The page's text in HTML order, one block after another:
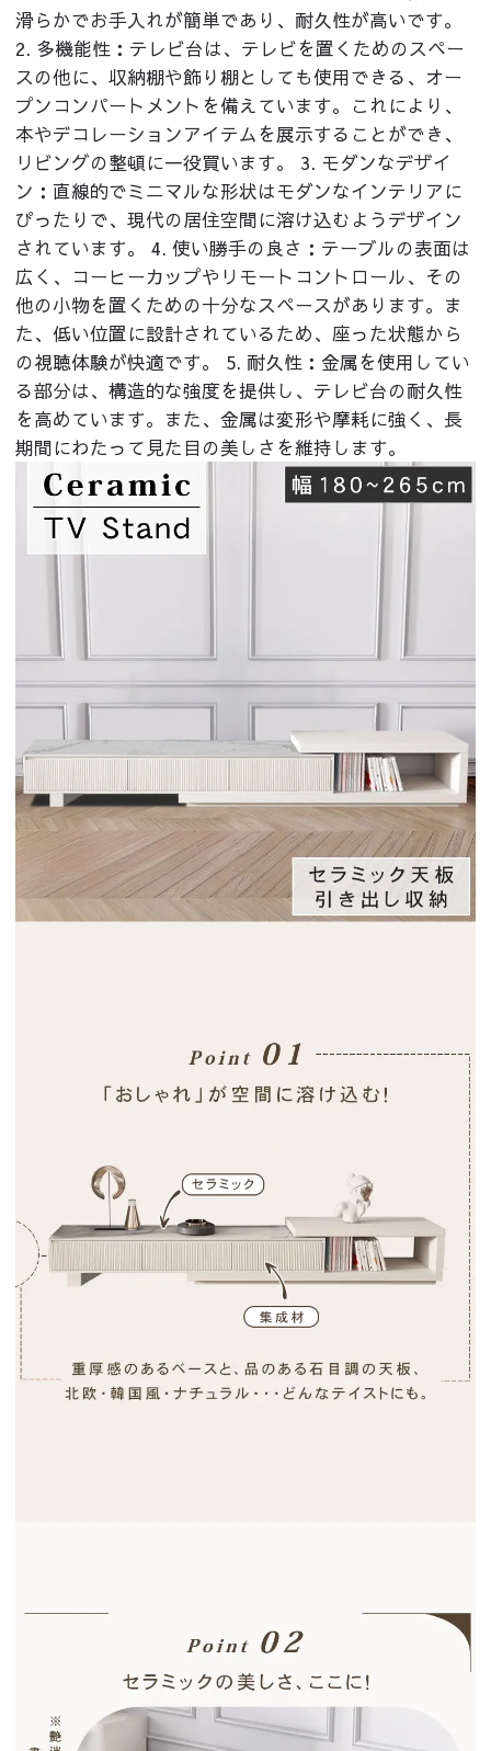
滑らかでお手入れが簡単であり、耐久性が高いです。
2. 多機能性：テレビ台は、テレビを置くためのスペー
スの他に、収納棚や飾り棚としても使用できる、オー
プンコンパートメントを備えています。これにより、
本やデコレーションアイテムを展示することができ、
リビングの整頓に一役買います。 3. モダンなデザイ
ン：直線的でミニマルな形状はモダンなインテリアに
ぴったりで、現代の居住空間に溶け込むようデザイン
されています。 4. 使い勝手の良さ：テーブルの表面は
広く、コーヒーカップやリモートコントロール、その
他の小物を置くための十分なスペースがあります。ま
た、低い位置に設計されているため、座った状態から
の視聴体験が快適です。 5. 耐久性：金属を使用してい
る部分は、構造的な強度を提供し、テレビ台の耐久性
を高めています。また、金属は変形や摩耗に強く、長
期間にわたって見た目の美しさを維持します。